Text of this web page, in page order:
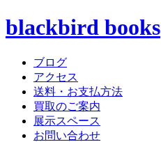
blackbird books
ブログ
アクセス
送料・お支払方法
買取のご案内
展示スペース
お問い合わせ